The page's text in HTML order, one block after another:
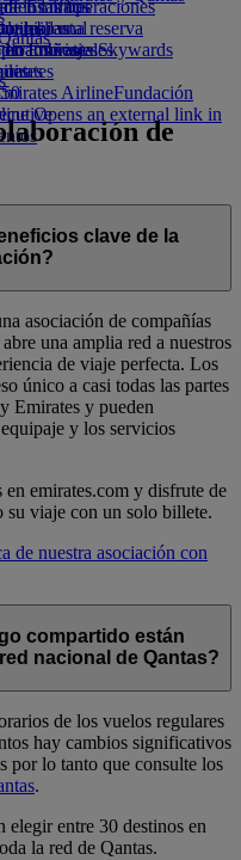
los niños
niños
en las operaciones
AirlineFundación
Opens an external link in
millas
Emirates Skywards
Emirates
una reserva
los viajes
de
clave de la
asociación de compañías
una amplia red a nuestros
de viaje perfecta. Los
único a casi todas las partes
Emirates y pueden
y los servicios
en emirates.com y disfrute de
viaje con un solo billete.
de nuestra asociación con
compartido están
nacional de Qantas?
de los vuelos regulares
hay cambios significativos
por lo tanto que consulte los
.
elegir entre 30 destinos en
la red de Qantas.